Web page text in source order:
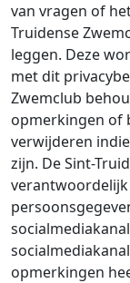
van vragen of
Truidense
leggen. Deze
met dit
Zwemclub
opmerkingen of
verwijderen
zijn. De Sint-
opmerkingen